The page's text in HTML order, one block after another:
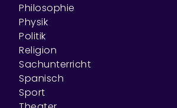
Philosophie
Physik
Politik
Religion
Sachunterricht
Spanisch
Sport